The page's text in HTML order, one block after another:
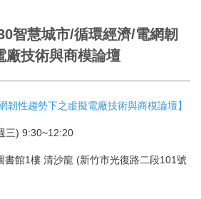
智慧城市/循環經濟/電網韌
廠技術與商模論壇
韌性趨勢下之虛擬電廠技術與商模論壇】
三) 9:30~12:20
書館1樓 清沙龍 (新竹市光復路二段101號